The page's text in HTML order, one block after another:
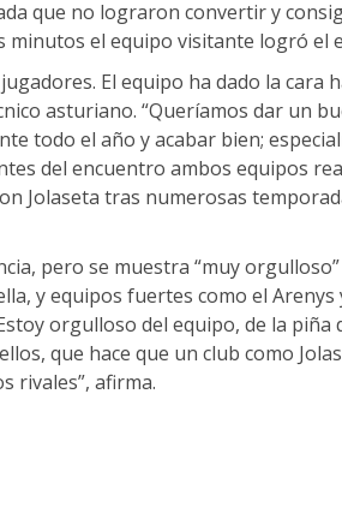
que no lograron convertir y
minutos el equipo visitante logró el
El equipo ha dado la cara
asturiano. “Queríamos dar un
todo el año y acabar bien;
del encuentro ambos equipos
Jolaseta tras numerosas
pero se muestra “muy orgulloso”
y equipos fuertes como el Arenys
orgulloso del equipo, de la piña
que hace que un club como
rivales”, afirma.